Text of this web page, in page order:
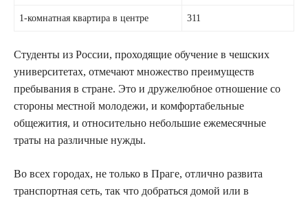
1-комнатная квартира в центре 311
Студенты из России, проходящие обучение в чешских
университетах, отмечают множество преимуществ
пребывания в стране. Это и дружелюбное отношение со
стороны местной молодежи, и комфортабельные
общежития, и относительно небольшие ежемесячные
траты на различные нужды.
Во всех городах, не только в Праге, отлично развита
транспортная сеть, так что добраться домой или в